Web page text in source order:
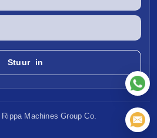
Rippa Machines Group Co.